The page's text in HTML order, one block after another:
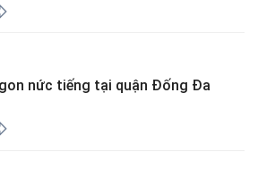
nức tiếng tại quận Đống Đa